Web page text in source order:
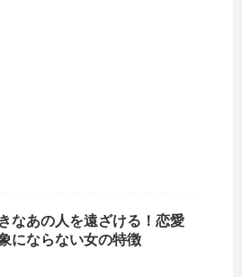
なあの人を遠ざける！恋愛
にならない女の特徴